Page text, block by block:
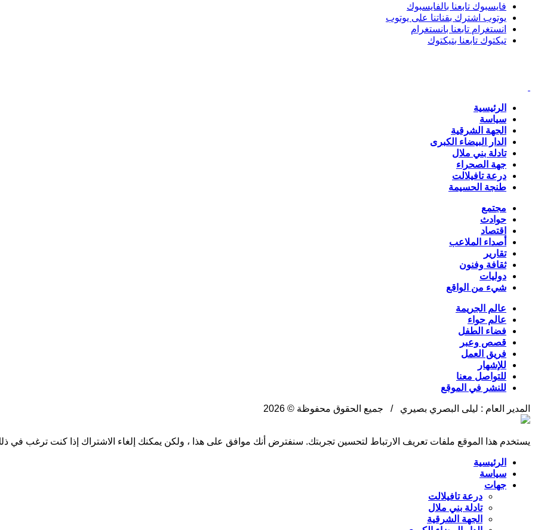
فايسبوك تابعنا بالفايسبوك
يوتوب اشترك بقناتنا على يوتوب
انستغرام تابعنا بانستغرام
تيكتوك تابعنا بتيكتوك
الرئيسية
سياسة
الجهة الشرقية
الدار البيضاء الكبرى
تادلة بني ملال
جهة الصحراء
درعة تافيلالت
طنجة الحسيمة
مجتمع
حوادث
اقتصاد
أصداء الملاعب
تقارير
ثقافة وفنون
دوليات
شيء من الواقع
عالم الجريمة
عالم حواء
فضاء الطفل
قصص وعبر
فريق العمل
للإشهار
للتواصل معنا
للنشر في الموقع
المدير العام : ليلى البصري بصيري / جميع الحقوق محفوظة © 2026
يستخدم هذا الموقع ملفات تعريف الارتباط لتحسين تجربتك. سنفترض أنك موافق على هذا ، ولكن يمكنك إلغاء الاشتراك إذا كنت ترغب في
الرئيسية
سياسة
جهات
درعة تافيلالت
تادلة بني ملال
الجهة الشرقية